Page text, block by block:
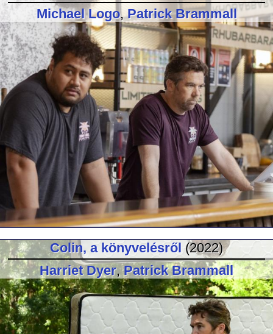
Michael Logo,Patrick Brammall
Colin, a könyvelésről (2022)
Harriet Dyer,Patrick Brammall